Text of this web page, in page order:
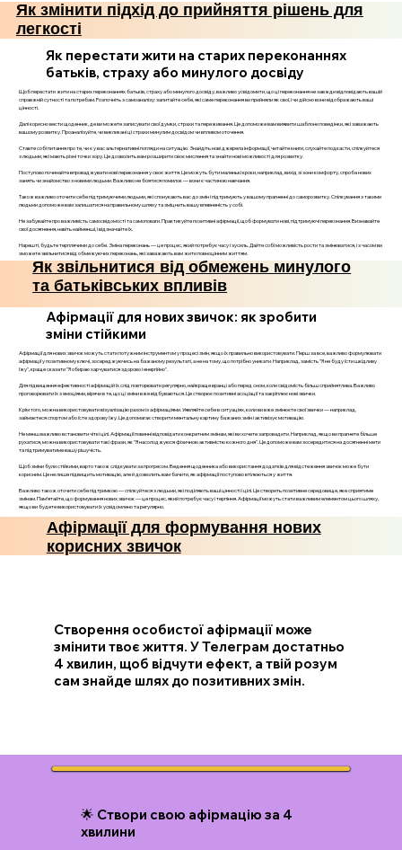
Як змінити підхід до прийняття рішень для
легкості
Як перестати жити на старих переконаннях
батьків, страху або минулого досвіду
Щоб перестати жити на старих переконаннях батьків, страху або минулого досвіду, важливо усвідомити, що ці переконання не завжди відповідають вашій
справжній сутності та потребам. Розпочніть з самоаналізу: запитайте себе, які саме переконання ви прийняли як свої, і чи дійсно вони відображають ваші
цінності.
Далі корисно вести щоденник, де ви можете записувати свої думки, страхи та переживання. Це допоможе вам виявити шаблони поведінки, які заважають
вашому розвитку. Проаналізуйте, чи викликані ці страхи минулим досвідом чи впливом оточення.
Ставте собі питання про те, чи є у вас альтернативні погляди на ситуацію. Знайдіть нові джерела інформації, читайте книги, слухайте подкасти, спілкуйтеся
з людьми, які мають різні точки зору. Це дозволить вам розширити своє мислення та знайти нові можливості для розвитку.
Поступово починайте впроваджувати нові переконання у своє життя. Це можуть бути маленькі кроки, наприклад, вихід зі зони комфорту, спроба нових
занять чи знайомство з новими людьми. Важливо не боятися помилок — вони є частиною навчання.
Також важливо оточити себе підтримуючими людьми, які спонукають вас до змін і підтримують у вашому прагненні до саморозвитку. Спілкування з такими
людьми допоможе вам залишатися на правильному шляху та зміцнить вашу впевненість у собі.
Не забувайте про важливість самосвідомості та самоповаги. Практикуйте позитивні афірмації, щоб формувати нові, підтримуючі переконання. Визнавайте
свої досягнення, навіть найменші, і відзначайте їх.
Нарешті, будьте терплячими до себе. Зміна переконань — це процес, який потребує часу і зусиль. Дайте собі можливість рости та змінюватися, і з часом ви
зможете звільнитися від обмежуючих переконань, які заважають вам жити повноцінним життям.
Як звільнитися від обмежень минулого
та батьківських впливів
Афірмації для нових звичок: як зробити
зміни стійкими
Афірмації для нових звичок можуть стати потужним інструментом у процесі змін, якщо їх правильно використовувати. Перш за все, важливо формулювати
афірмації у позитивному ключі, зосереджуючись на бажаному результаті, а не на тому, що потрібно уникати. Наприклад, замість "Я не буду їсти шкідливу
їжу", краще сказати "Я обираю харчуватися здорово і енергійно".
Для підвищення ефективності афірмацій їх слід повторювати регулярно, найкраще вранці або перед сном, коли свідомість більш сприйнятлива. Важливо
проговорювати їх з емоціями, вірячи в те, що ці зміни вже відбуваються. Це створює позитивні асоціації та закріплює нові звички.
Крім того, можна використовувати візуалізацію разом із афірмаціями. Уявляйте себе в ситуаціях, коли ви вже змінюєте свої звички — наприклад,
займаєтеся спортом або їсте здорову їжу. Це допомагає створити ментальну картину бажаних змін і активізує мотивацію.
Не менш важливо встановити чіткі цілі. Афірмації повинні відповідати конкретним змінам, які ви хочете запровадити. Наприклад, якщо ви прагнете більше
рухатися, можна використовувати такі фрази, як "Я насолоджуюся фізичною активністю кожного дня". Це допоможе вам зосередитися на досягненні мети
та підтримуватиме вашу рішучість.
Щоб зміни були стійкими, варто також слідкувати за прогресом. Ведення щоденника або використання додатків для відстеження звичок може бути
корисним. Це не лише підвищить мотивацію, але й дозволить вам бачити, як афірмації поступово втілюються у життя.
Важливо також оточити себе підтримкою — спілкуйтеся з людьми, які поділяють ваші цінності і цілі. Це створить позитивне середовище, яке сприятиме
змінам. Пам’ятайте, що формування нових звичок — це процес, який потребує часу і терпіння. Афірмації можуть стати важливим елементом цього шляху,
якщо ви будете використовувати їх усвідомлено та регулярно.
Афірмації для формування нових
корисних звичок
Створення особистої афірмації може
змінити твоє життя. У Телеграм достатньо
4 хвилин, щоб відчути ефект, а твій розум
сам знайде шлях до позитивних змін.
🌟 Створи свою афірмацію за 4
хвилини